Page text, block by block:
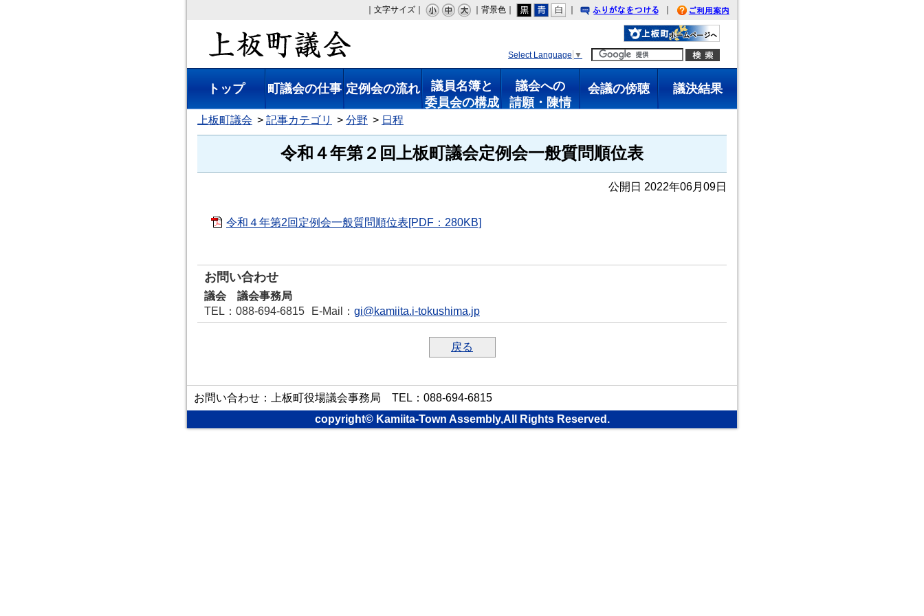
｜文字サイズ｜ ｜背景色｜
｜
りがなをつける
｜
利用案内
Select Language ▼
トップ 町議会の仕事 定例会の流れ
議員名簿と
委員会の構成
議会への
請願・陳情
会議の傍聴 議決結果
上板町議会 記事カテゴリ 分野 日程
令和４年第２回上板町議会定例会一般質問順位表
公開日 2022年06月09日
令和４年第2回定例会一般質問順位表[PDF：280KB]
お問い合わせ
議会 議会事務局
TEL ：088-694-6815 E-Mail ： gi@kamiita.i-tokushima.jp
戻る
お問い合わせ：上板町役場議会事務局 TEL：088-694-6815
copyright© Kamiita-Town Assembly,All Rights Reserved.